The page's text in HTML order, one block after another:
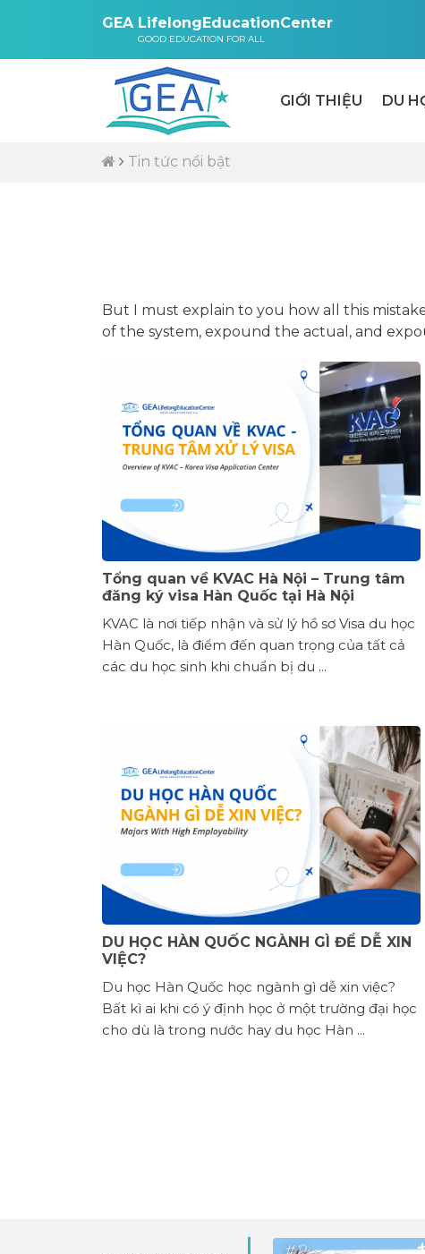
GEA LifelongEducationCenter
GOOD EDUCATION FOR ALL
GIỚI THIỆU DU
Tin tức nổi bật
But I must explain to you how all this
of the system, expound the actual, and
Tổng quan về KVAC Hà Nội – Trung tâm
đăng ký visa Hàn Quốc tại Hà Nội
KVAC là nơi tiếp nhận và sử lý hồ sơ Visa du học
Hàn Quốc, là điểm đến quan trọng của tất cả
các du học sinh khi chuẩn bị du ...
DU HỌC HÀN QUỐC NGÀNH GÌ ĐỂ DỄ XIN
VIỆC?
Du học Hàn Quốc học ngành gì dễ xin việc?
Bất kì ai khi có ý định học ở một trường đại học
cho dù là trong nước hay du học Hàn ...